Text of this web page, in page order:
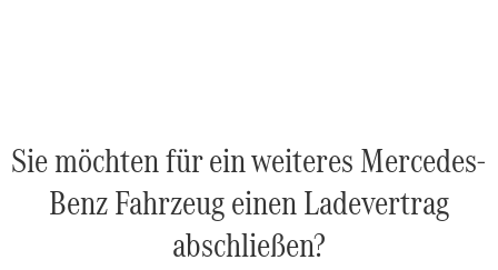
Sie möchten für ein weiteres Mercedes-
Benz Fahrzeug einen Ladevertrag
abschließen?